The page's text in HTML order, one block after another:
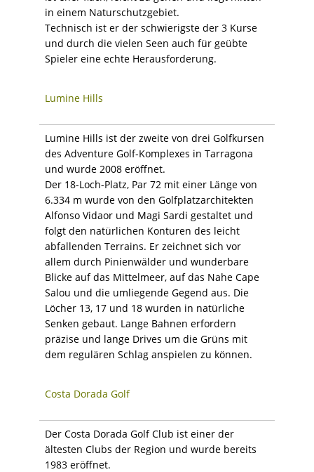
in einem Naturschutzgebiet.
Technisch ist er der schwierigste der 3 Kurse
und durch die vielen Seen auch für geübte
Spieler eine echte Herausforderung.
Lumine Hills
Lumine Hills ist der zweite von drei Golfkursen
des Adventure Golf-Komplexes in Tarragona
und wurde 2008 eröffnet.
Der 18-Loch-Platz, Par 72 mit einer Länge von
6.334 m wurde von den Golfplatzarchitekten
Alfonso Vidaor und Magi Sardi gestaltet und
folgt den natürlichen Konturen des leicht
abfallenden Terrains. Er zeichnet sich vor
allem durch Pinienwälder und wunderbare
Blicke auf das Mittelmeer, auf das Nahe Cape
Salou und die umliegende Gegend aus. Die
Löcher 13, 17 und 18 wurden in natürliche
Senken gebaut. Lange Bahnen erfordern
präzise und lange Drives um die Grüns mit
dem regulären Schlag anspielen zu können.
Costa Dorada Golf
Der Costa Dorada Golf Club ist einer der
ältesten Clubs der Region und wurde bereits
1983 eröffnet.